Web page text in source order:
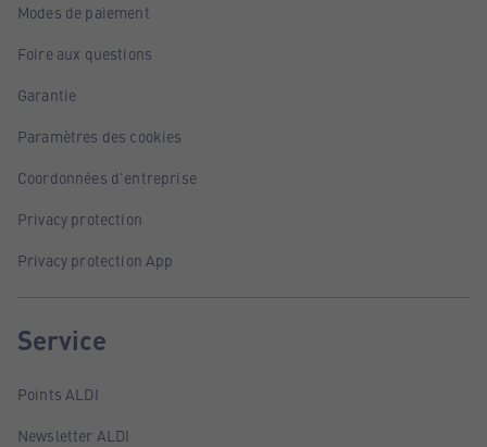
Modes de paiement
Foire aux questions
Garantie
Paramètres des cookies
Coordonnées d'entreprise
Privacy protection
Privacy protection App
Service
Points ALDI
Newsletter ALDI